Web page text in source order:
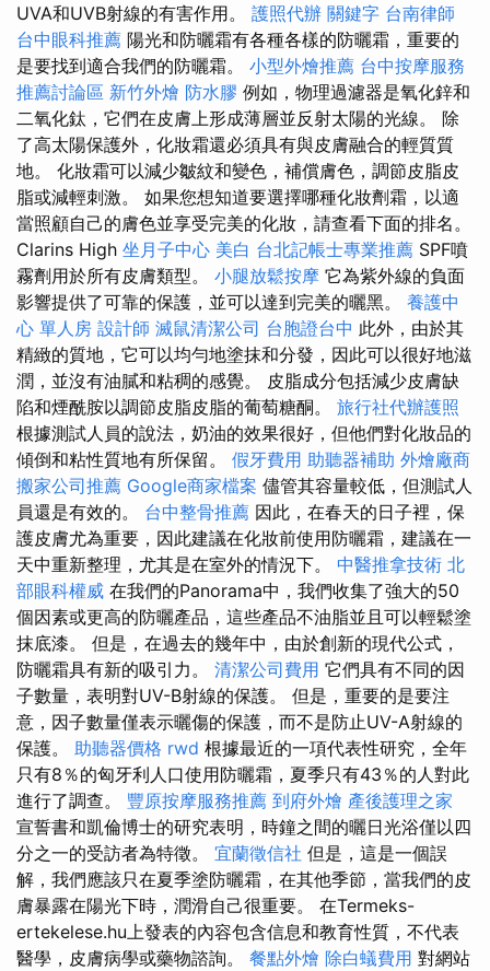
UVA和UVB射線的有害作用。 護照代辦 關鍵字 台南律師
台中眼科推薦 陽光和防曬霜有各種各樣的防曬霜，重要的
是要找到適合我們的防曬霜。 小型外燴推薦 台中按摩服務
推薦討論區 新竹外燴 防水膠 例如，物理過濾器是氧化鋅和
二氧化鈦，它們在皮膚上形成薄層並反射太陽的光線。 除
了高太陽保護外，化妝霜還必須具有與皮膚融合的輕質質
地。 化妝霜可以減少皺紋和變色，補償膚色，調節皮脂皮
脂或減輕刺激。 如果您想知道要選擇哪種化妝劑霜，以適
當照顧自己的膚色並享受完美的化妝，請查看下面的排名。
Clarins High 坐月子中心 美白 台北記帳士專業推薦 SPF噴
霧劑用於所有皮膚類型。 小腿放鬆按摩 它為紫外線的負面
影響提供了可靠的保護，並可以達到完美的曬黑。 養護中
心 單人房 設計師 滅鼠清潔公司 台胞證台中 此外，由於其
精緻的質地，它可以均勻地塗抹和分發，因此可以很好地滋
潤，並沒有油膩和粘稠的感覺。 皮脂成分包括減少皮膚缺
陷和煙酰胺以調節皮脂皮脂的葡萄糖酮。 旅行社代辦護照
根據測試人員的說法，奶油的效果很好，但他們對化妝品的
傾倒和粘性質地有所保留。 假牙費用 助聽器補助 外燴廠商
搬家公司推薦 Google商家檔案 儘管其容量較低，但測試人
員還是有效的。 台中整骨推薦 因此，在春天的日子裡，保
護皮膚尤為重要，因此建議在化妝前使用防曬霜，建議在一
天中重新整理，尤其是在室外的情況下。 中醫推拿技術 北
部眼科權威 在我們的Panorama中，我們收集了強大的50
個因素或更高的防曬產品，這些產品不油脂並且可以輕鬆塗
抹底漆。 但是，在過去的幾年中，由於創新的現代公式，
防曬霜具有新的吸引力。 清潔公司費用 它們具有不同的因
子數量，表明對UV-B射線的保護。 但是，重要的是要注
意，因子數量僅表示曬傷的保護，而不是防止UV-A射線的
保護。 助聽器價格 rwd 根據最近的一項代表性研究，全年
只有8％的匈牙利人口使用防曬霜，夏季只有43％的人對此
進行了調查。 豐原按摩服務推薦 到府外燴 產後護理之家
宣誓書和凱倫博士的研究表明，時鐘之間的曬日光浴僅以四
分之一的受訪者為特徵。 宜蘭徵信社 但是，這是一個誤
解，我們應該只在夏季塗防曬霜，在其他季節，當我們的皮
膚暴露在陽光下時，潤滑自己很重要。 在Termeks-
ertekelese.hu上發表的內容包含信息和教育性質，不代表
醫學，皮膚病學或藥物諮詢。 餐點外燴 除白蟻費用 對網站